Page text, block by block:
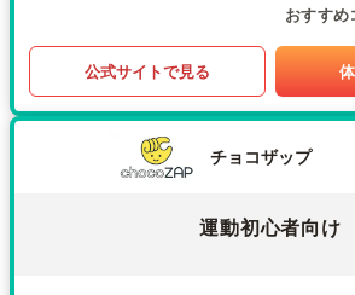
おすすめ
公式サイトで見る
チョコザップ
運動初心者向け